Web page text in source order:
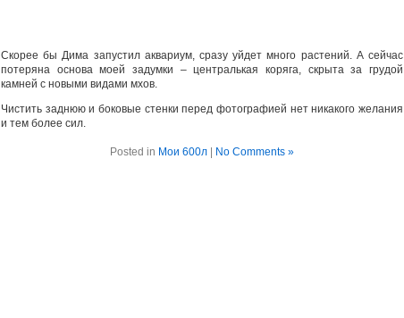
Скорее бы Дима запустил аквариум, сразу уйдет много растений. А сейчас
потеряна основа моей задумки – централькая коряга, скрыта за грудой
камней с новыми видами мхов.
Чистить заднюю и боковые стенки перед фотографией нет никакого желания
и тем более сил.
Posted in Мои 600л No Comments »